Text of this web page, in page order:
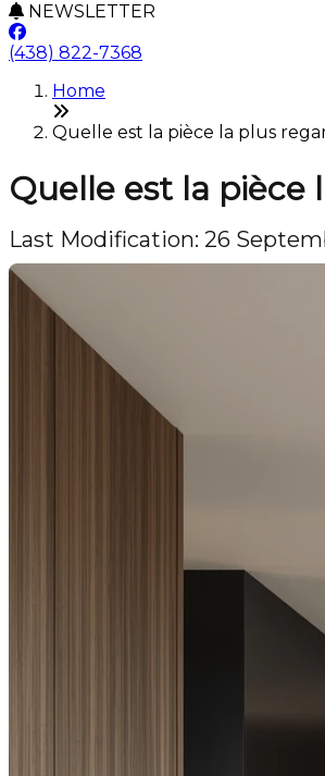
NEWSLETTER
(438) 822-7368
Home
Quelle est la pièce la plus
Quelle est la pièce
Last Modification: 26